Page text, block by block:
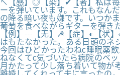
↖【感】◎【染】✔【者】私は毎
ーを弾いています。これもなん
の降る暗い夜も嫌です。いつか
葡萄を食べながらギターを弾き
【例】┄【无】☭【症】◐【状】
はもたなかった。ある日頭のネ
今回はひどかったわねc睡眠薬
ねなくてc気づいたら病院のベ
月かたって少し落ち着いて物が